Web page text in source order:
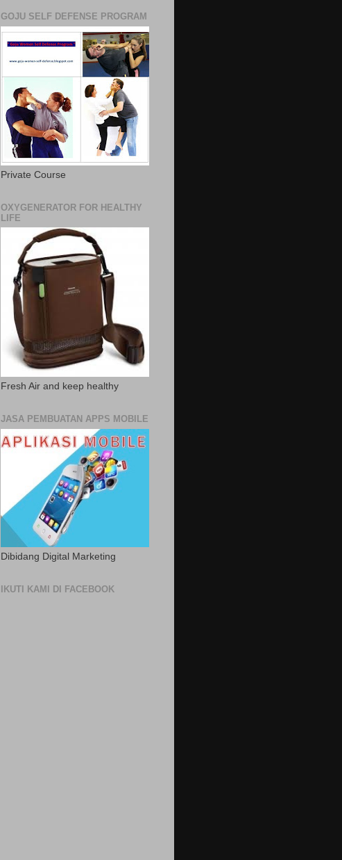
GOJU SELF DEFENSE PROGRAM
Private Course
OXYGENERATOR FOR HEALTHY
LIFE
Fresh Air and keep healthy
JASA PEMBUATAN APPS MOBILE
Dibidang Digital Marketing
IKUTI KAMI DI FACEBOOK